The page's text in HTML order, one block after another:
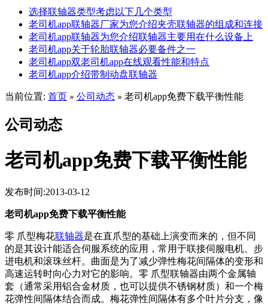
选择联轴器类型考虑以下几个类型
老司机app联轴器厂家为您介绍夹壳联轴器的组成和连接
老司机app联轴器为您介绍联轴器主要用在什么设备上
老司机app关于轮胎联轴器必要备件之一
老司机app双老司机app在线观看性能和特点
老司机app介绍带制动盘联轴器
当前位置: 首页 » 公司动态 » 老司机app免费下载平衡性能
公司动态
老司机app免费下载平衡性能
发布时间:2013-03-12
老司机app免费下载平衡性能
零 爪型梅花联轴器是在直爪型的基础上演变而来的，但不同
的是其设计能适合伺服系统的应用，常用于联接伺服电机、步
进电机和滚珠丝杆。曲面是为了减少弹性梅花间隔体的变形和
高速运转时向心力对它的影响。零 爪型联轴器由两个金属轴
套（通常采用铝合金材质，也可以提供不锈钢材质）和一个梅
花弹性间隔体结合而成。梅花弹性间隔体有多个叶片分支，像